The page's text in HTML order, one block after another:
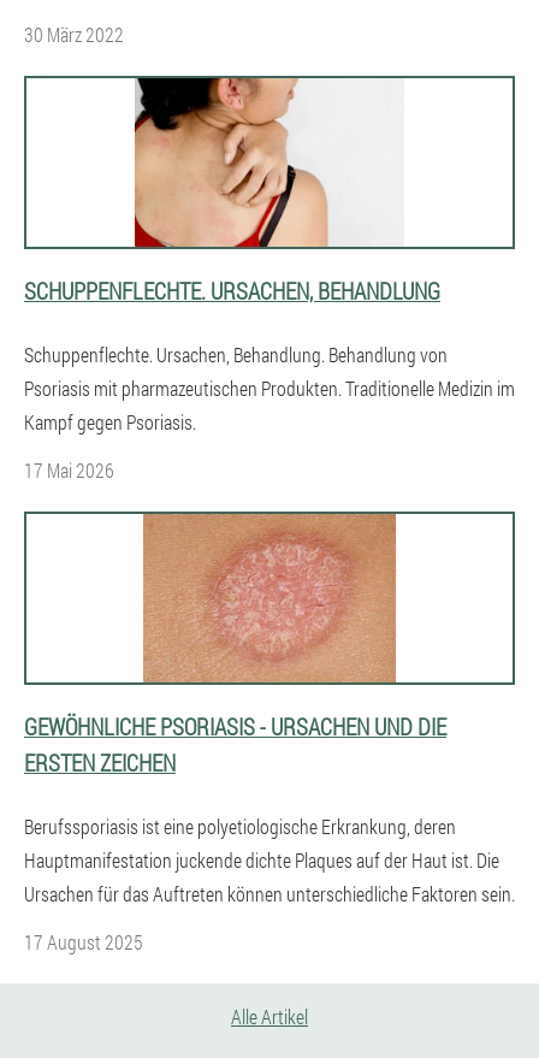
30 März 2022
SCHUPPENFLECHTE. URSACHEN, BEHANDLUNG
Schuppenflechte. Ursachen, Behandlung. Behandlung von
Psoriasis mit pharmazeutischen Produkten. Traditionelle Medizin im
Kampf gegen Psoriasis.
17 Mai 2026
GEWÖHNLICHE PSORIASIS - URSACHEN UND DIE
ERSTEN ZEICHEN
Berufssporiasis ist eine polyetiologische Erkrankung, deren
Hauptmanifestation juckende dichte Plaques auf der Haut ist. Die
Ursachen für das Auftreten können unterschiedliche Faktoren sein.
17 August 2025
Alle Artikel